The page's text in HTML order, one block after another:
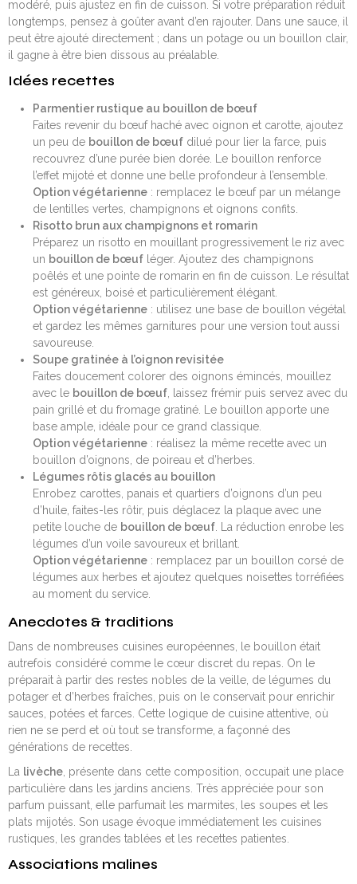
modéré, puis ajustez en fin de cuisson. Si votre préparation réduit
longtemps, pensez à goûter avant d’en rajouter. Dans une sauce, il
peut être ajouté directement ; dans un potage ou un bouillon clair,
il gagne à être bien dissous au préalable.
Idées recettes
Parmentier rustique au bouillon de bœuf
Faites revenir du bœuf haché avec oignon et carotte, ajoutez
un peu de bouillon de bœufdilué pour lier la farce, puis
recouvrez d’une purée bien dorée. Le bouillon renforce
l’effet mijoté et donne une belle profondeur à l’ensemble.
Option végétarienne: remplacez le bœuf par un mélange
de lentilles vertes, champignons et oignons confits.
Risotto brun aux champignons et romarin
Préparez un risotto en mouillant progressivement le riz avec
un bouillon de bœufléger. Ajoutez des champignons
poêlés et une pointe de romarin en fin de cuisson. Le résultat
est généreux, boisé et particulièrement élégant.
Option végétarienne: utilisez une base de bouillon végétal
et gardez les mêmes garnitures pour une version tout aussi
savoureuse.
Soupe gratinée à l’oignon revisitée
Faites doucement colorer des oignons émincés, mouillez
avec le bouillon de bœuf, laissez frémir puis servez avec du
pain grillé et du fromage gratiné. Le bouillon apporte une
base ample, idéale pour ce grand classique.
Option végétarienne: réalisez la même recette avec un
bouillon d’oignons, de poireau et d’herbes.
Légumes rôtis glacés au bouillon
Enrobez carottes, panais et quartiers d’oignons d’un peu
d’huile, faites-les rôtir, puis déglacez la plaque avec une
petite louche de bouillon de bœuf. La réduction enrobe les
légumes d’un voile savoureux et brillant.
Option végétarienne: remplacez par un bouillon corsé de
légumes aux herbes et ajoutez quelques noisettes torréfiées
au moment du service.
Anecdotes & traditions
Dans de nombreuses cuisines européennes, le bouillon était
autrefois considéré comme le cœur discret du repas. On le
préparait à partir des restes nobles de la veille, de légumes du
potager et d’herbes fraîches, puis on le conservait pour enrichir
sauces, potées et farces. Cette logique de cuisine attentive, où
rien ne se perd et où tout se transforme, a façonné des
générations de recettes.
La livèche , présente dans cette composition, occupait une place
particulière dans les jardins anciens. Très appréciée pour son
parfum puissant, elle parfumait les marmites, les soupes et les
plats mijotés. Son usage évoque immédiatement les cuisines
rustiques, les grandes tablées et les recettes patientes.
Associations malines